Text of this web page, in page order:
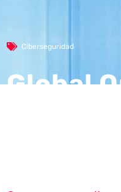
Ciberseguridad
Global